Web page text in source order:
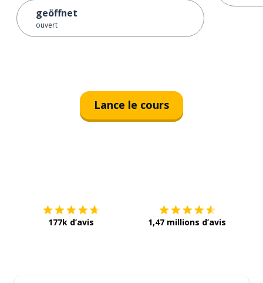
geöffnet
ouvert
Lance le cours
177k d’avis 1,47 millions d’avis